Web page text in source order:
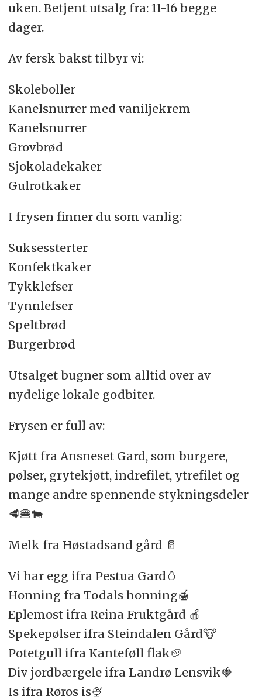
uken. Betjent utsalg fra: 11-16 begge
dager.
Av fersk bakst tilbyr vi:
Skoleboller
Kanelsnurrer med vaniljekrem
Kanelsnurrer
Grovbrød
Sjokoladekaker
Gulrotkaker
I frysen finner du som vanlig:
Suksessterter
Konfektkaker
Tykklefser
Tynnlefser
Speltbrød
Burgerbrød
Utsalget bugner som alltid over av
nydelige lokale godbiter.
Frysen er full av:
Kjøtt fra Ansneset Gard, som burgere,
pølser, grytekjøtt, indrefilet, ytrefilet og
mange andre spennende stykningsdeler
🥩🍔🐄
Melk fra Høstadsand gård 🥛
Vi har egg ifra Pestua Gard🥚
Honning fra Todals honning🍯
Eplemost ifra Reina Fruktgård 🍎
Spekepølser ifra Steindalen Gård🐮
Potetgull ifra Kanteføll flak🥔
Div jordbærgele ifra Landrø Lensvik🍓
Is ifra Røros is🍨